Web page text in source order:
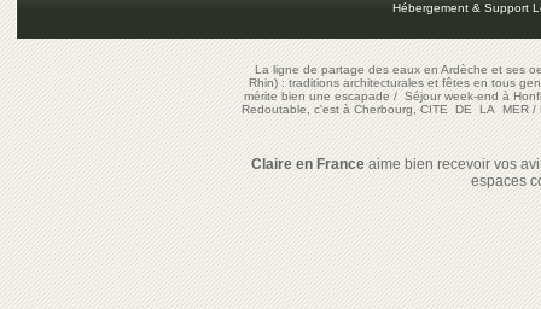
Hébergement & Support
La ligne de partage des eaux en Ardèche et ses
Rhin) : traditions architecturales et fêtes en tous
mérite bien une escapade/Séjour week-end à
Redoutable, c'est à Cherbourg, CITE DE LA MER/
Claire en Franceaime bien recevoir vos
espaces